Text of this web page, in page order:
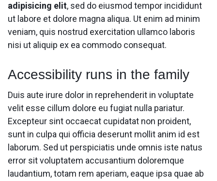
adipisicing elit, sed do eiusmod tempor incididunt
ut labore et dolore magna aliqua. Ut enim ad minim
veniam, quis nostrud exercitation ullamco laboris
nisi ut aliquip ex ea commodo consequat.
Accessibility runs in the family
Duis aute irure dolor in reprehenderit in voluptate
velit esse cillum dolore eu fugiat nulla pariatur.
Excepteur sint occaecat cupidatat non proident,
sunt in culpa qui officia deserunt mollit anim id est
laborum. Sed ut perspiciatis unde omnis iste natus
error sit voluptatem accusantium doloremque
laudantium, totam rem aperiam, eaque ipsa quae ab